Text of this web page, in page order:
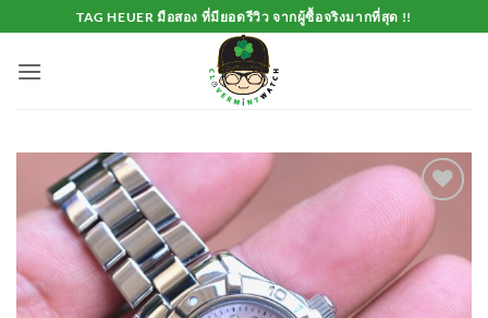
to
content
TAG HEUER มือสอง ที่มียอดรีวิว จากผู้ซื้อจริงมากที่สุด !!
Add to
Wishlist